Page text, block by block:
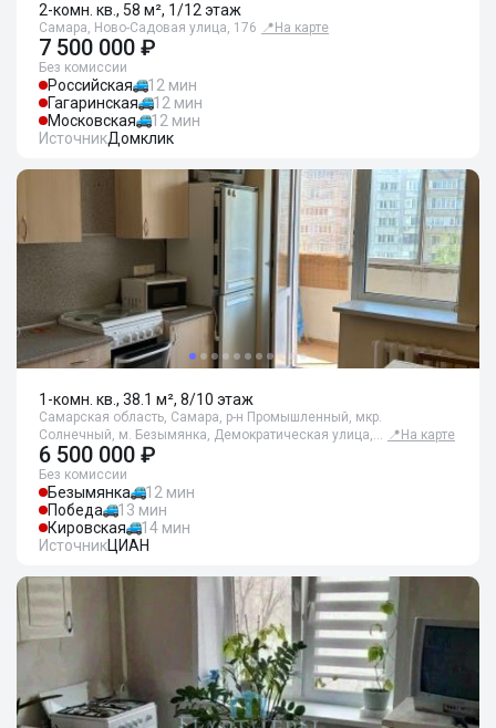
2-комн. кв., 58 м², 1/12 этаж
Самара, Ново-Садовая улица, 176 📍 На карте
7 500 000 ₽
Без комиссии
Российская
12 мин
Гагаринская
12 мин
Московская
12 мин
ИсточникДомклик
1-комн. кв., 38.1 м², 8/10 этаж
Самарская область, Самара, р-н Промышленный, мкр.
Солнечный, м. Безымянка, Демократическая улица,… 📍 На карте
6 500 000 ₽
Без комиссии
Безымянка
12 мин
Победа
13 мин
Кировская
14 мин
ИсточникЦИАН